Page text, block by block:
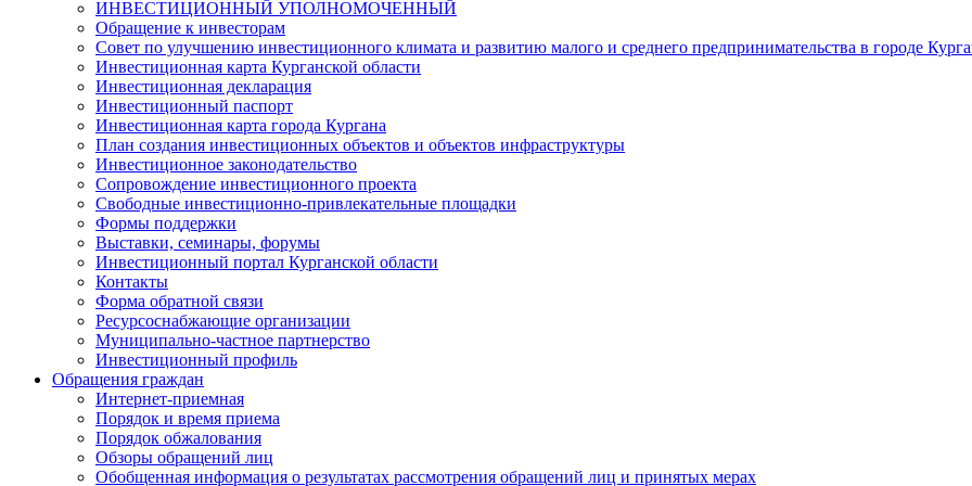
ИНВЕСТИЦИОННЫЙ УПОЛНОМОЧЕННЫЙ
Обращение к инвесторам
Совет по улучшению инвестиционного климата и развитию малого и среднего предпринимательства в городе
Инвестиционная карта Курганской области
Инвестиционная декларация
Инвестиционный паспорт
Инвестиционная карта города Кургана
План создания инвестиционных объектов и объектов инфраструктуры
Инвестиционное законодательство
Сопровождение инвестиционного проекта
Свободные инвестиционно-привлекательные площадки
Формы поддержки
Выставки, семинары, форумы
Инвестиционный портал Курганской области
Контакты
Форма обратной связи
Ресурсоснабжающие организации
Муниципально-частное партнерство
Инвестиционный профиль
Обращения граждан
Интернет-приемная
Порядок и время приема
Порядок обжалования
Обзоры обращений лиц
Обобщенная информация о результатах рассмотрения обращений лиц и принятых мерах